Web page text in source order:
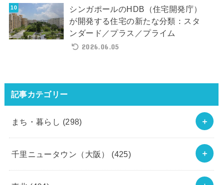
シンガポールのHDB（住宅開発庁）
が開発する住宅の新たな分類：スタ
ンダード／プラス／プライム
2026.06.05
記事カテゴリー
まち・暮らし (298)
千里ニュータウン（大阪） (425)